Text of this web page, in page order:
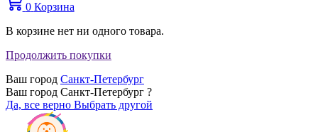
0 Корзина
В корзине нет ни одного товара.
Продолжить покупки
Ваш город Санкт-Петербург
Ваш город Санкт-Петербург ?
Да, все верно Выбрать другой